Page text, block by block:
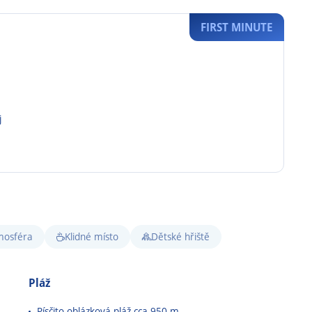
FIRST MINUTE
Klidné místo Dětské hřiště
Pláž